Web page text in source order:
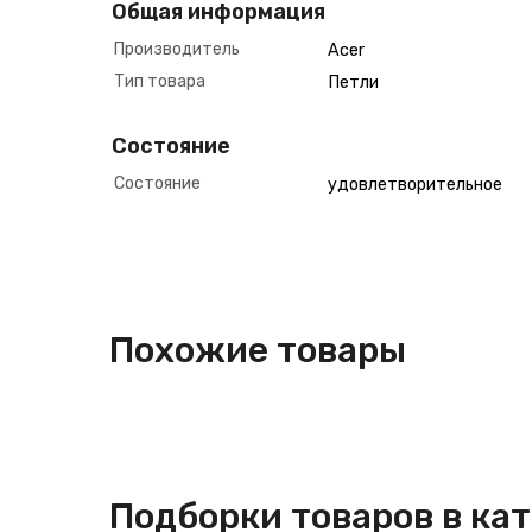
Общая информация
Производитель
Acer
Тип товара
Петли
Состояние
Состояние удовлетворительное
Похожие товары
Подборки товаров в